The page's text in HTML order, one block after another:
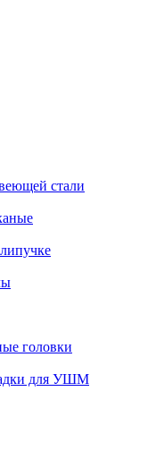
стали
головки
для УШМ